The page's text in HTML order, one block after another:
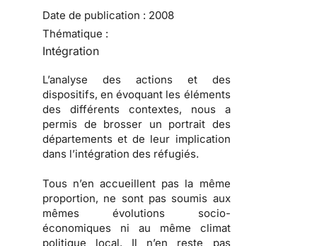
Date de publication : 2008
Thématique :
Intégration
L’analyse des actions et des
dispositifs, en évoquant les éléments
des différents contextes, nous a
permis de brosser un portrait des
départementset de leur implication
dans l’intégration des réfugiés.
Tous n’en accueillent pas la même
proportion, ne sont pas soumis aux
mêmes évolutions socio-
économiques ni au même climat
politique local. Il n’en reste pas